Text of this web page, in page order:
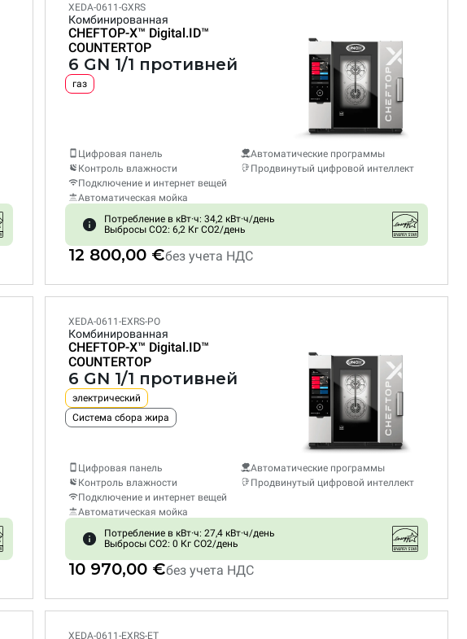
XEDA-0611-GXRS
Комбинированная
CHEFTOP-X™ Digital.ID™
COUNTERTOP
6 GN 1/1 противней
газ
Цифровая панель
Контроль влажности
Подключение и интернет вещей
Автоматическая мойка
Автоматические программы
Продвинутый цифровой интеллект
Потребление в кВт·ч: 34,2 кВт·ч/день
Выбросы CO2: 6,2 Кг CO2/день
12 800,00 €без учета НДС
XEDA-0611-EXRS-PO
Комбинированная
CHEFTOP-X™ Digital.ID™
COUNTERTOP
6 GN 1/1 противней
электрический
Система сбора жира
Цифровая панель
Контроль влажности
Подключение и интернет вещей
Автоматическая мойка
Автоматические программы
Продвинутый цифровой интеллект
Потребление в кВт·ч: 27,4 кВт·ч/день
Выбросы CO2: 0 Кг CO2/день
10 970,00 €без учета НДС
XEDA-0611-EXRS-ET